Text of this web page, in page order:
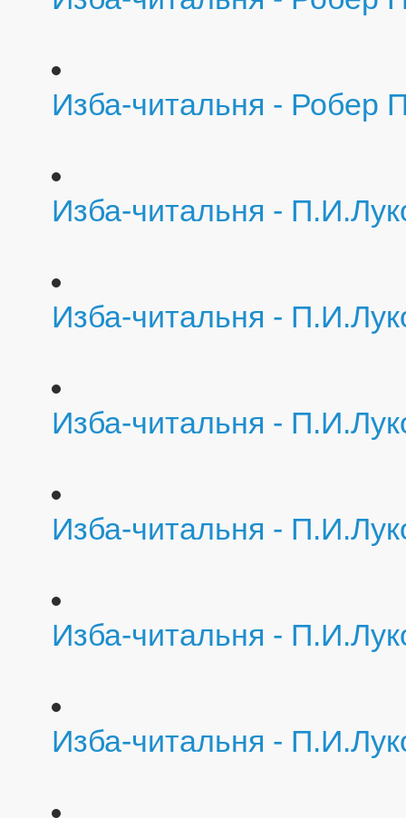
Изба-читальня - Робер
Изба-читальня -
Изба-читальня -
Изба-читальня -
Изба-читальня -
Изба-читальня -
Изба-читальня -